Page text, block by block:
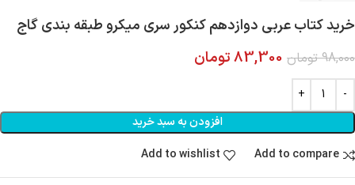
خرید کتاب عربی دوازدهم کنکور سری میکرو طبقه بندی گاج
98,000 تومان 83,300تومان
افزودن به سبد خرید
Add to compare
Add to wishlist